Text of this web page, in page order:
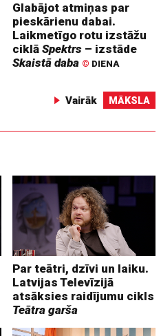
Glabājot atmiņas par
pieskārienu dabai.
Laikmetīgo rotu izstāžu
ciklāSpektrs – izstāde
Skaistā daba © DIENA
Vairāk MĀKSLA
Par teātri, dzīvi un laiku.
Latvijas Televīzijā
atsāksies raidījumu cikls
Teātra garša